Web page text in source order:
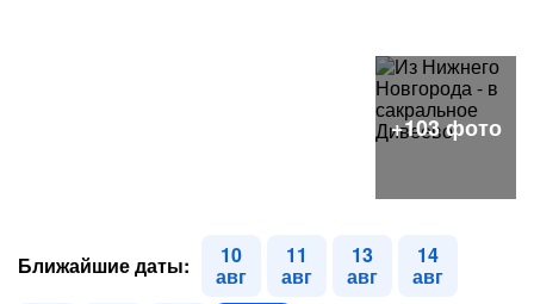
Ближайшие даты: 10
авг
11
авг
13
авг
14
авг